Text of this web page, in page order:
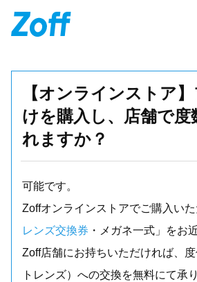
【オンラインストア
けを購入し、店舗で度
れますか？
可能です。
Zoffオンラインストアでご購入いた
レンズ交換券 ・メガネ一式」をお
Zoff店舗にお持ちいただければ、
トレンズ）への交換を無料にて承